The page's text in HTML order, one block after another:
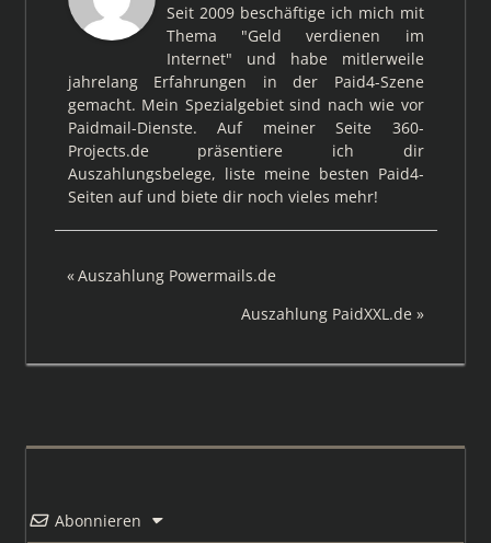
Seit 2009 beschäftige ich mich mit
Thema "Geld verdienen im
Internet" und habe mitlerweile
jahrelang Erfahrungen in der Paid4-Szene
gemacht. Mein Spezialgebiet sind nach wie vor
Paidmail-Dienste. Auf meiner Seite 360-
Projects.de präsentiere ich dir
Auszahlungsbelege, liste meine besten Paid4-
Seiten auf und biete dir noch vieles mehr!
Beitragsnavigation
Vorheriger
Auszahlung Powermails.de
Nächster
Auszahlung PaidXXL.de
Abonnieren